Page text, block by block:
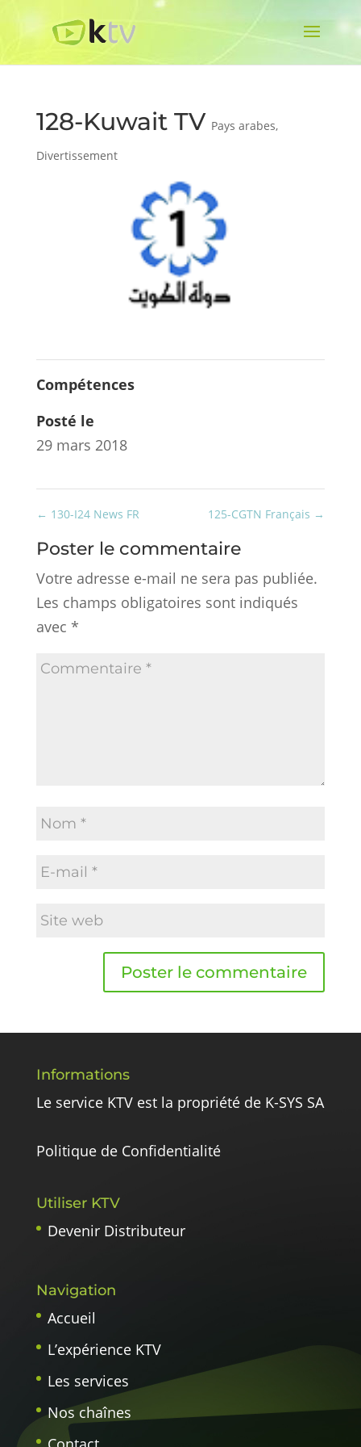
128-Kuwait TV Pays arabes,
Divertissement
Compétences
Posté le
29 mars 2018
← 130-I24 News FR 125-CGTN Français →
Poster le commentaire
Votre adresse e-mail ne sera pas publiée.
Les champs obligatoires sont indiqués
avec *
Informations
Le service KTV est la propriété de K-SYS SA
Politique de Confidentialité
Utiliser KTV
Devenir Distributeur
Navigation
Accueil
L’expérience KTV
Les services
Nos chaînes